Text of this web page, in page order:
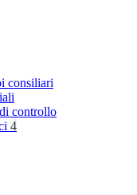
consiliari
controllo
4